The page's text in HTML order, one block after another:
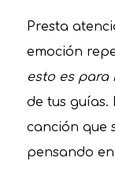
Presta
emoción
esto es para
de tus guías.
canción que
pensando